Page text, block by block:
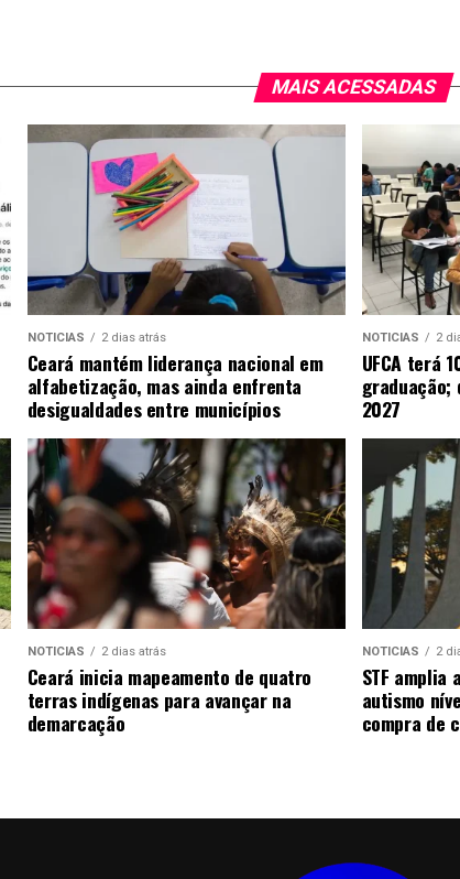
MAIS ACESSADAS
NOTICIAS 2 dias atrás
Ceará mantém liderança nacional em
alfabetização, mas ainda enfrenta
desigualdades entre municípios
NOTICIAS 2
UFCA terá
graduação;
2027
NOTICIAS 2 dias atrás
Ceará inicia mapeamento de quatro
terras indígenas para avançar na
demarcação
NOTICIAS 2
STF amplia
autismo
compra de